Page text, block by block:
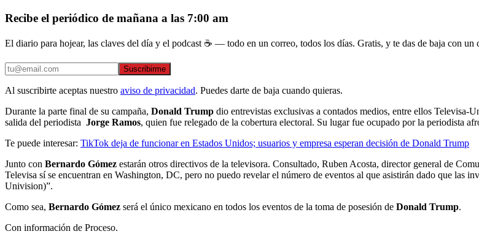
Recibe el periódico de mañana a las 7:00 am
El diario para hojear, las claves del día y el podcast ☕ — todo en un correo, todos los días. Gratis, y te das de baja con un
Suscribirme
Al suscribirte aceptas nuestro aviso de privacidad. Puedes darte de baja cuando quieras.
Durante la parte final de su campaña, Donald Trump dio entrevistas exclusivas a contados medios, entre ellos Televisa-
salida del periodista Jorge Ramos, quien fue relegado de la cobertura electoral. Su lugar fue ocupado por la periodista
Te puede interesar: TikTok deja de funcionar en Estados Unidos; usuarios y empresa esperan decisión de Donald Trump
Junto con Bernardo Gómez estarán otros directivos de la televisora. Consultado, Ruben Acosta, director general de
Televisa sí se encuentran en Washington, DC, pero no puedo revelar el número de eventos al que asistirán dado que las
Univision)”.
Como sea, Bernardo Gómez será el único mexicano en todos los eventos de la toma de posesión de Donald Trump.
Con información de Proceso.